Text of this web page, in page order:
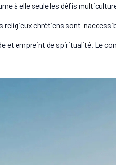
à elle seule les défis
religieux chrétiens sont
et empreint de spiritualité. Le